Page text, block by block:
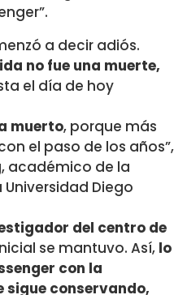
a decir adiós.
no fue una muerte,
el día de hoy
muerto, porque más
el paso de los años”,
académico de la
Diego
del centro de
se mantuvo. Así, lo
con la
conservando,